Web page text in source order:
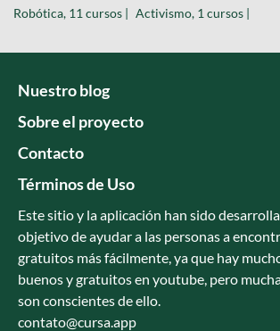
Robótica, 11 cursos | Activismo, 1 cursos |
Nuestro blog
Sobre el proyecto
Contacto
Términos de Uso
Este sitio y la aplicación han sido
objetivo de ayudar a las personas a
gratuitos más fácilmente, ya que hay
buenos y gratuitos en youtube, pero
son conscientes de ello.
contato@cursa.app